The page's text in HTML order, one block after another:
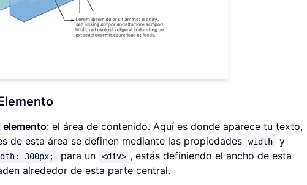
elemento: el área de contenido. Aquí es donde aparece tu texto,
de esta área se definen mediante las propiedades
width y
300px; para un <div> , estás definiendo el ancho de esta
alrededor de esta parte central.